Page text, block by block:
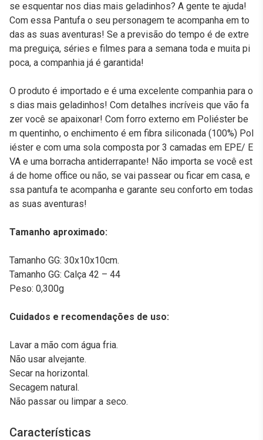
se esquentar nos dias mais geladinhos? A gente te ajuda!
Com essa Pantufa o seu personagem te acompanha em to
das as suas aventuras! Se a previsão do tempo é de extre
ma preguiça, séries e filmes para a semana toda e muita pi
poca, a companhia já é garantida!
O produto é importado e é uma excelente companhia para o
s dias mais geladinhos! Com detalhes incríveis que vão fa
zer você se apaixonar! Com forro externo em Poliéster be
m quentinho, o enchimento é em fibra siliconada (100%) Pol
iéster e com uma sola composta por 3 camadas em EPE/ E
VA e uma borracha antiderrapante! Não importa se você est
á de home office ou não, se vai passear ou ficar em casa, e
ssa pantufa te acompanha e garante seu conforto em todas
as suas aventuras!
Tamanho aproximado:
Tamanho GG: 30x10x10cm.
Tamanho GG: Calça 42 – 44
Peso: 0,300g
Cuidados e recomendações de uso:
Lavar a mão com água fria.
Não usar alvejante.
Secar na horizontal.
Secagem natural.
Não passar ou limpar a seco.
Características